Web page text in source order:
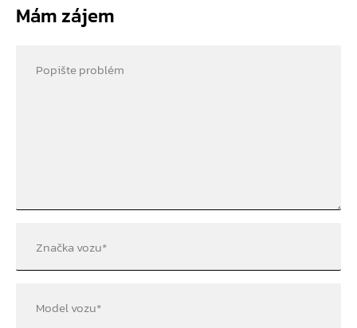
Mám zájem
Popište problém
Značka vozu*
Model vozu*